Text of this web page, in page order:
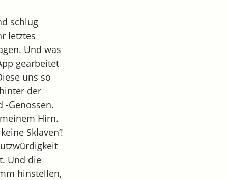
schlug
letztes
Und was
gearbeitet
uns so
der
-Genossen.
Hirn.
Sklaven‘!
Und die
hinstellen,